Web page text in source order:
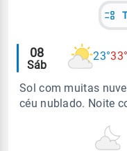
Alertas
meteorológicos
08
Sáb
23°
Sol com muitas
céu nublado. Noite